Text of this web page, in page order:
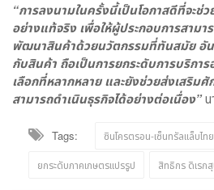
“การลงนามในครั้งนี้เป็นโอกาสดีที่จะช่
อย่างแท้จริง เพื่อให้ผู้ประกอบการสามา
พัฒนาสินค้าด้วยนวัตกรรมที่ทันสมัย อัน
กับสินค้า ถือเป็นการยกระดับการบริกา
เลือกที่หลากหลาย และยังช่วยส่งเสริม
สามารถดำเนินธุรกิจได้อย่างต่อเนื่อง”น
Tags: ซินโครตรอน-เซ็นทรัลแล็บไทย
ยกระดับภาคเกษตรแปรรูป สิทธิกร ดิเรก